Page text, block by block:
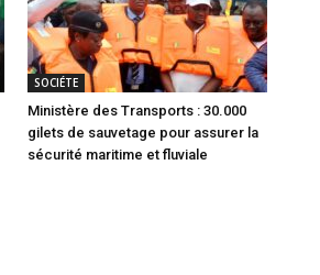
SOCIÉTE
Ministère des Transports : 30.000
gilets de sauvetage pour assurer la
sécurité maritime et fluviale